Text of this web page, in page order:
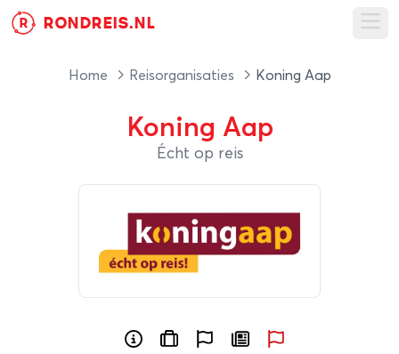
R RONDREIS.NL
Home Reisorganisaties Koning Aap
Koning Aap
Écht op reis